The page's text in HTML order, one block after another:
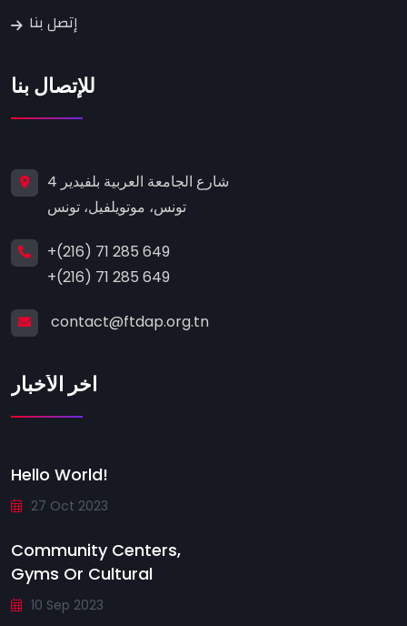
إتصل بنا
للإتصال بنا
4 شارع الجامعة العربية بلفيدير
تونس، موتويلفيل، تونس
+(216) 71 285 649
+(216) 71 285 649
contact@ftdap.org.tn
آخر الأخبار
Hello World!
27 Oct 2023
Community Centers,
Gyms Or Cultural
10 Sep 2023